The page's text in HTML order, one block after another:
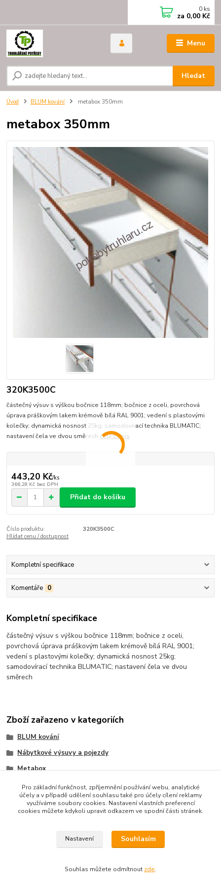
Menu
Hledat
0 ks
za 0,00 Kč
Úvod BLUM kování metabox 350mm
metabox 350mm
320K3500C
částečný výsuv s výškou bočnice 118mm; bočnice z oceli, povrchová
úprava práškovým lakem krémově bílá RAL 9001; vedení s plastovými
kolečky; dynamická nosnost 25kg; samodovírací technika BLUMATIC;
nastavení čela ve dvou směrech celý popis
443,20 Kč/ks
366,28 Kč bez DPH
Přidat do košíku
Číslo produktu:
320K3500C
Hlídat cenu / dostupnost
Kompletní specifikace
Komentáře 0
Kompletní specifikace
částečný výsuv s výškou bočnice 118mm; bočnice z oceli,
povrchová úprava práškovým lakem krémově bílá RAL 9001;
vedení s plastovými kolečky; dynamická nosnost 25kg;
samodovírací technika BLUMATIC; nastavení čela ve dvou
směrech
Zboží zařazeno v kategoriích
BLUM kování
Nábytkové výsuvy a pojezdy
Metabox
Výška bočnice 118mm
Upravit sběr cookies.
Pro základní funkčnost, zpříjemnění používání webu, analytické
účely a v případě udělení souhlasu také pro účely cílení reklamy
využíváme soubory cookies. Nastavení vlastních preferencí
cookies můžete kdykoli upravit odkazem ve spodní části stránek.
Nastavení Souhlasím
Souhlas můžete odmítnout zde.